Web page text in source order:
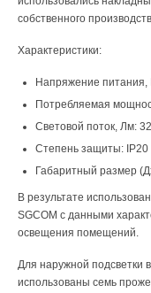
собственного
Характеристики:
Напряжение питания,
Потребляемая
Световой поток, Лм:
Степень защиты: IP20
Габаритный размер
В результате
SGCOM с данными
освещения помещений.
Для наружной подсветки
использованы семь